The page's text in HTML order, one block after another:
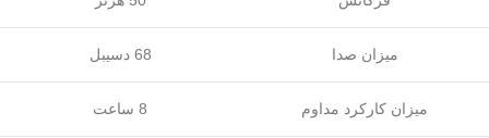
میزان صدا 68 دسیبل
میزان کارکرد مداوم 8 ساعت